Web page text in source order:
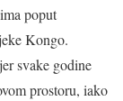
poput
Kongo.
svake godine
prostoru, iako